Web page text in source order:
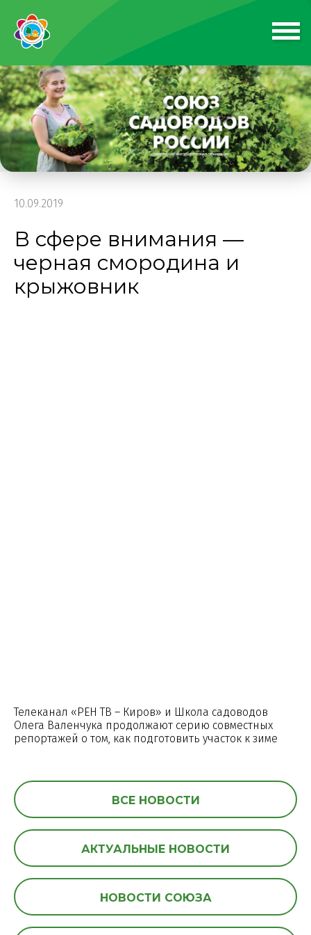
10.09.2019
В сфере внимания —
черная смородина и
крыжовник
Телеканал «РЕН ТВ – Киров» и Школа садоводов
Олега Валенчука продолжают серию совместных
репортажей о том, как подготовить участок к зиме
ВСЕ НОВОСТИ
АКТУАЛЬНЫЕ НОВОСТИ
НОВОСТИ СОЮЗА